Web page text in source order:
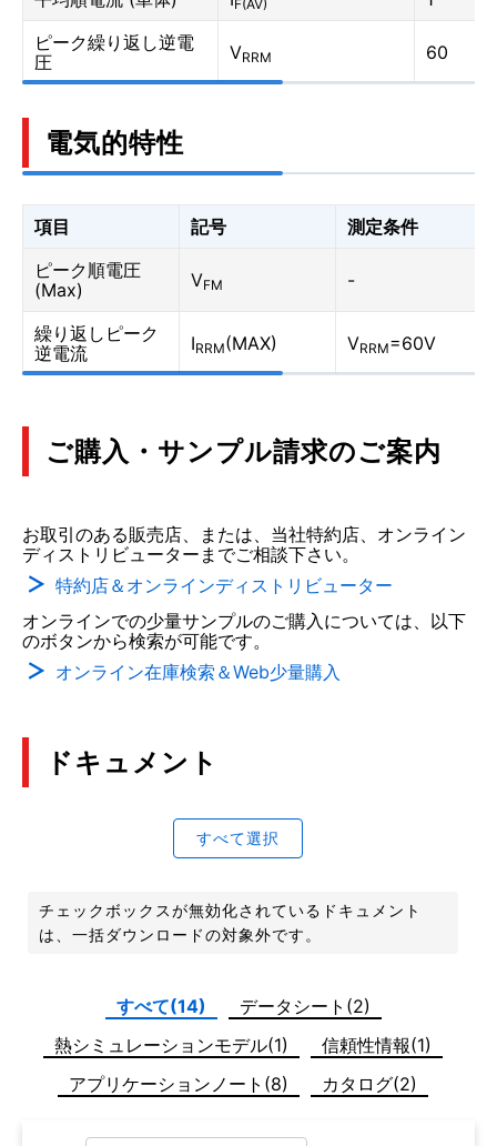
F(AV)
ピーク繰り返し逆電
圧
VRRM 60
電気的特性
項目 記号
測定条件
ピーク順電圧
(Max)
VFM -
繰り返しピーク
逆電流
IRRM(MAX) VRRM=60V
ご購入・サンプル請求のご案内
お取引のある販売店、または、当社特約店、オンライン
ディストリビューターまでご相談下さい。
特約店＆オンラインディストリビューター
オンラインでの少量サンプルのご購入については、以下
のボタンから検索が可能です。
オンライン在庫検索＆Web少量購入
ドキュメント
すべて選択
チェックボックスが無効化されているドキュメント
は、一括ダウンロードの対象外です。
すべて(14)
データシート(2)
熱シミュレーションモデル(1)
信頼性情報(1)
アプリケーションノート(8)
カタログ(2)